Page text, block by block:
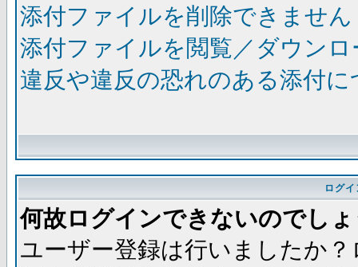
添付ファイルを削除できません
添付ファイルを閲覧／ダウン
違反や違反の恐れのある添付
ログ
何故ログインできないのでし
ユーザー登録は行いましたか